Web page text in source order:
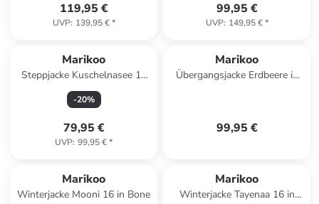
119,95 €
UVP: 139,95 €*
99,95 €
UVP: 149,95 €*
Marikoo
Steppjacke Kuschelnasee 16
in Navy
-20%
79,95 €
UVP: 99,95 €*
Marikoo
Übergangsjacke Erdbeere in
99,95 €
Marikoo
Winterjacke Mooni 16 in Bone
Marikoo
Winterjacke Tayenaa 16 in